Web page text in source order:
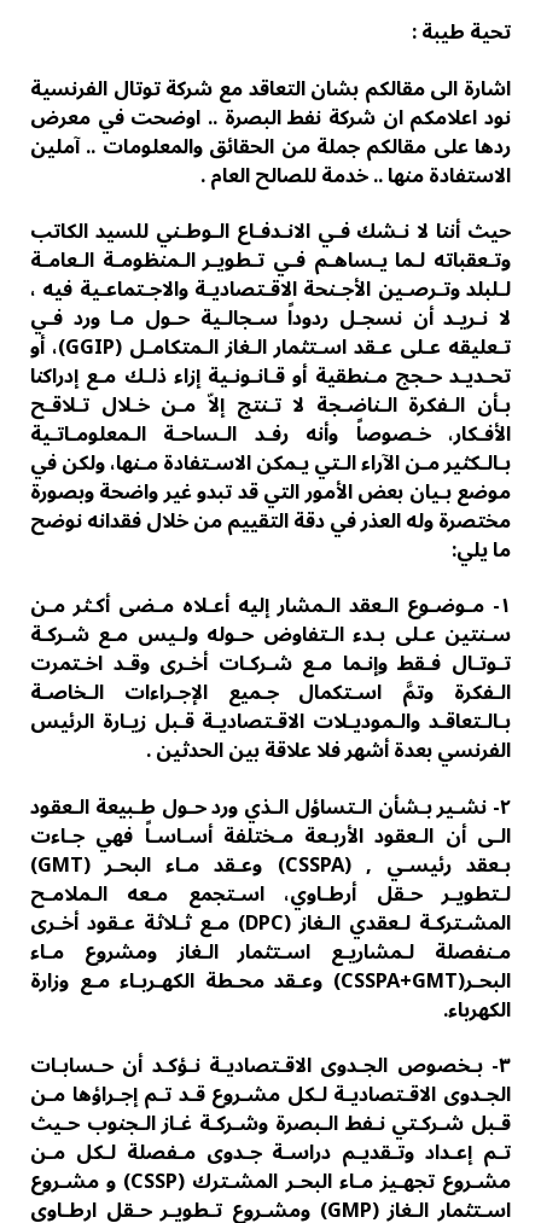
تحية طيبة :
اشارة الى مقالكم بشان التعاقد مع شركة توتال الفرنسية
نود اعلامكم ان شركة نفط البصرة .. اوضحت في معرض
ردها على مقالكم جملة من الحقائق والمعلومات .. آملين
الاستفادة منها .. خدمة للصالح العام .
حيث أننا لا نـشك فـي الانـدفـاع الـوطـني للسيد الكاتب
وتـعقباته لـما یـساھـم فـي تـطویـر الـمنظومـة الـعامـة
لـلبلد وتـرصـین الأجـنحة الاقـتصادیـة والاجـتماعـیة فيه ،
لا نـریـد أن نسجـل ردوداً سـجالـیة حـول مـا ورد فـي
تـعلیقه عـلى عـقد اسـتثمار الـغاز الـمتكامـل (GGIP)، أو
تحـدیـد حـجج مـنطقیة أو قـانـونـیة إزاء ذلـك مـع إدراكنا
بـأن الـفكرة الـناضـجة لا تـنتج إلاّ مـن خـلال تـلاقـح
الأفـكار، خـصوصاً وأنه رفـد الـساحـة الـمعلومـاتـیة
بـالـكثیر مـن الآراء الـتي یـمكن الاسـتفادة مـنها، ولكن في
موضع بـیان بعض الأمور التي قد تبدو غیر واضحة وبصورة
مختصرة وله العذر في دقة التقییم من خلال فقدانه نوضح
ما يلي:
١- مـوضـوع الـعقد الـمشار إليه أعـلاه مـضى أكـثر مـن
سـنتین عـلى بـدء الـتفاوض حـوله ولـیس مـع شـركـة
تـوتـال فـقط وإنـما مـع شـركـات أخـرى وقـد اخـتمرت
الـفكرة وتمَّ اسـتكمال جـمیع الإجـراءات الـخاصـة
بـالـتعاقـد والـمودیـلات الاقـتصادیـة قـبل زیـارة الرئیس
الفرنسي بعدة أشهر فلا علاقة بین الحدثین .
٢- نشـیر بـشأن الـتساؤل الـذي ورد حـول طـبیعة الـعقود
الـى أن الـعقود الأربـعة مـختلفة أسـاسـاً فهي جـاءت
بـعقد رئیسـي , (CSSPA) وعـقد مـاء البحـر (GMT)
لـتطویـر حـقل أرطـاوي، اسـتجمع مـعه الـملامـح
المشـتركـة لـعقدي الـغاز (DPC) مـع ثـلاثة عـقود أخـرى
مـنفصلة لـمشاریـع اسـتثمار الـغاز ومشروع مـاء
البحـر(CSSPA+GMT) وعـقد محـطة الكھـربـاء مـع وزارة
الكھرباء.
٣- بـخصوص الجـدوى الاقـتصادیـة نـؤكـد أن حـسابـات
الجـدوى الاقـتصادیـة لـكل مشـروع قـد تـم إجـراؤھا مـن
قـبل شـركـتي نـفط الـبصرة وشـركـة غـاز الـجنوب حـیث
تـم إعـداد وتـقدیـم دراسـة جـدوى مـفصلة لـكل مـن
مشـروع تجھـیز مـاء البحـر المشـترك (CSSP) و مشـروع
اسـتثمار الـغاز (GMP) ومشـروع تـطویـر حـقل ارطـاوي